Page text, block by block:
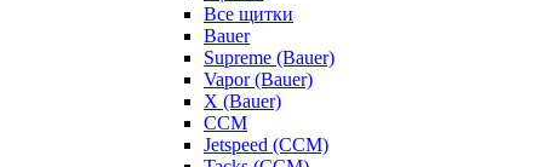
Все щитки
Bauer
Supreme (Bauer)
Vapor (Bauer)
X (Bauer)
CCM
Jetspeed (CCM)